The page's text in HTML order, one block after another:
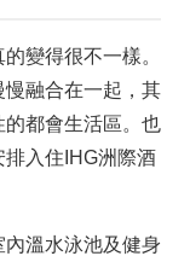
變得很不一樣。
融合在一起，其
都會生活區。也
入住IHG洲際酒
溫水泳池及健身